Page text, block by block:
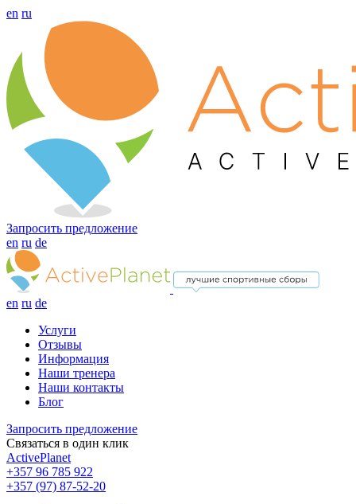
en ru
Запросить предложение
en ru de
en ru de
Услуги
Отзывы
Информация
Наши тренера
Наши контакты
Блог
Запросить предложение
Связаться в один клик
ActivePlanet
+357 96 785 922
+357 (97) 87-52-20